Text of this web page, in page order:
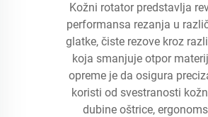
Kožni rotator predstavlja
performansa rezanja u
glatke, čiste rezove kroz
koja smanjuje otpor
opreme je da osigura
koristi od svestranosti
dubine oštrice,